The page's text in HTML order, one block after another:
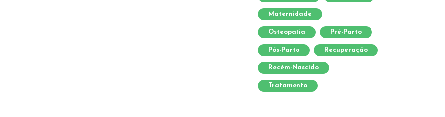
Maternidade
Osteopatia Pré-Parto
Pós-Parto Recuperação
Recém-Nascido
Tratamento